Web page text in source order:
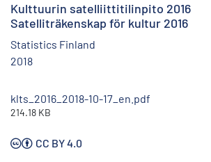
Kulttuurin satelliittitilinpito 2016
Satelliträkenskap för kultur 2016
Statistics Finland
2018
klts_2016_2018-10-17_en.pdf
214.18 KB
CC BY 4.0